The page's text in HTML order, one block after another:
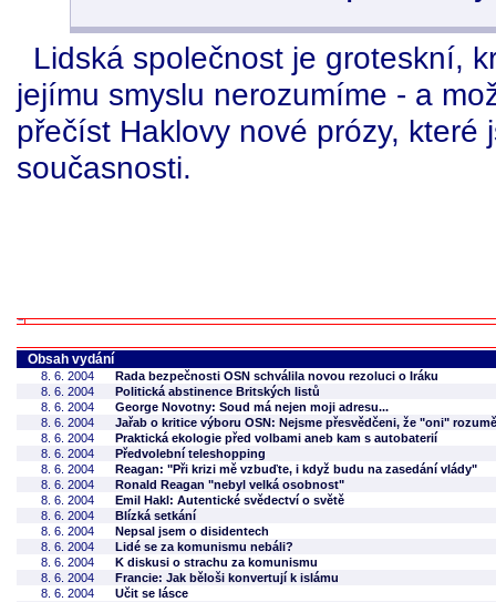
Lidská společnost je groteskní,
jejímu smyslu nerozumíme - a
přečíst Haklovy nové prózy,
současnosti.
Obsah vydání
8. 6. 2004
Rada bezpečnosti OSN schválila novou rezoluci o Iráku
8. 6. 2004
Politická abstinence Britských listů
8. 6. 2004
George Novotny: Soud má nejen moji adresu...
8. 6. 2004
Jařab o kritice výboru OSN: Nejsme přesvědčeni, že "oni"
8. 6. 2004
Praktická ekologie před volbami aneb kam s autobaterií
8. 6. 2004
Předvolební teleshopping
8. 6. 2004
Reagan: "Při krizi mě vzbuďte, i když budu na zasedání vlády"
8. 6. 2004
Ronald Reagan "nebyl velká osobnost"
8. 6. 2004
Emil Hakl: Autentické svědectví o světě
8. 6. 2004
Blízká setkání
8. 6. 2004
Nepsal jsem o disidentech
8. 6. 2004
Lidé se za komunismu nebáli?
8. 6. 2004
K diskusi o strachu za komunismu
8. 6. 2004
Francie: Jak běloši konvertují k islámu
8. 6. 2004
Učit se lásce